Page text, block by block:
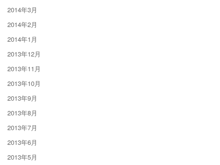
2014年3月
2014年2月
2014年1月
2013年12月
2013年11月
2013年10月
2013年9月
2013年8月
2013年7月
2013年6月
2013年5月